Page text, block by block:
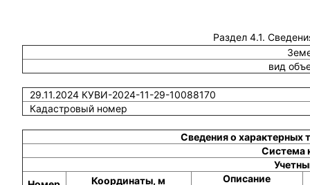
Раздел 4.1.
вид
29.11.2024 КУВИ-2024-11-29-10088170
Кадастровый номер
Сведения о характерных
Система
Координаты, м
Описание